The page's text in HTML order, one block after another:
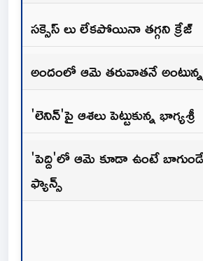
సక్సెస్ లు లేకపోయినా తగ్గని క్రేజ్
అందంలో ఆమె తరువాతనే
'లెనిన్'పై ఆశలు పెట్టుకున్న భాగ్యశ్రీ
'పెద్ది'లో ఆమె కూడా ఉంటే
ఫ్యాన్స్